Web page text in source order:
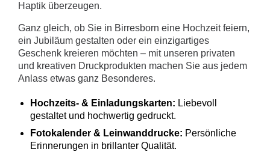
Haptik überzeugen.
Ganz gleich, ob Sie in Birresborn eine Hochzeit feiern,
ein Jubiläum gestalten oder ein einzigartiges
Geschenk kreieren möchten – mit unseren privaten
und kreativen Druckprodukten machen Sie aus jedem
Anlass etwas ganz Besonderes.
Hochzeits- & Einladungskarten: Liebevoll
gestaltet und hochwertig gedruckt.
Fotokalender & Leinwanddrucke: Persönliche
Erinnerungen in brillanter Qualität.